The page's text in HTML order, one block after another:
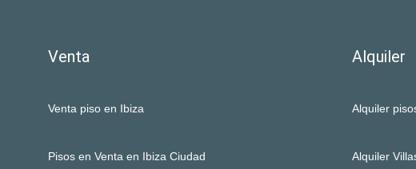
Venta
Venta piso en Ibiza
Pisos en Venta en Ibiza Ciudad
Alquiler
Alquiler
Alquiler